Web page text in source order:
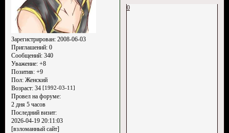
Зарегистрирован: 2008-06-03
Приглашений:0
Сообщений:340
Уважение: +8
Позитив: +9
Пол:Женский
Возраст:34 [1992-03-11]
Провел на форуме:
2 дня 5 часов
Последний визит:
2026-04-19 20:11:03
[взломанный сайт]
0